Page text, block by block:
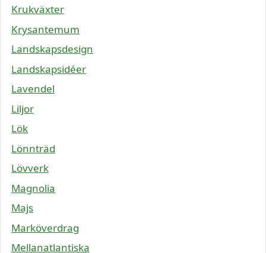
Krukväxter
Krysantemum
Landskapsdesign
Landskapsidéer
Lavendel
Liljor
Lök
Lönnträd
Lövverk
Magnolia
Majs
Marköverdrag
Mellanatlantiska